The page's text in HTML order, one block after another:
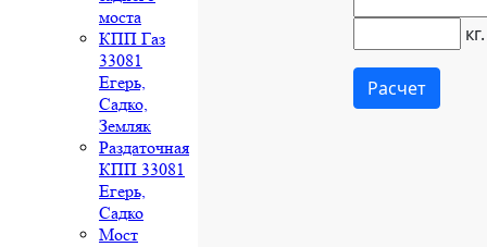
моста
КПП Газ
33081
Егерь,
Садко,
Земляк
Раздаточная
КПП 33081
Егерь,
Садко
Мост